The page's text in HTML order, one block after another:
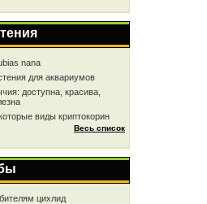
nana
для аквариумов
доступна, красива,
виды криптокорин
Весь список
цихлид